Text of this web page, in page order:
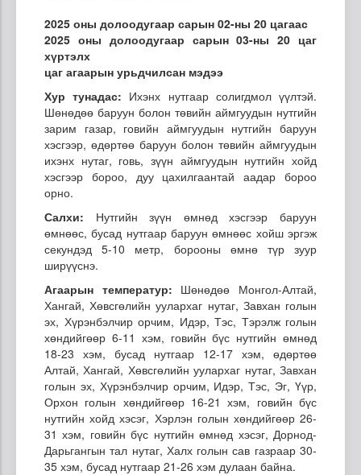
2025 оны долоодугаар сарын 02-ны 20 цагаас
2025 оны долоодугаар сарын 03-ны 20 цаг
хүртэлх
цаг агаарын урьдчилсан мэдээ
Хур тунадас: Ихэнх нутгаар солигдмол үүлтэй.
Шөнөдөө баруун болон төвийн аймгуудын нутгийн
зарим газар, говийн аймгуудын нутгийн баруун
хэсгээр, өдөртөө баруун болон төвийн аймгуудын
ихэнх нутаг, говь, зүүн аймгуудын нутгийн хойд
хэсгээр бороо, дуу цахилгаантай аадар бороо
орно.
Салхи: Нутгийн зүүн өмнөд хэсгээр баруун
өмнөөс, бусад нутгаар баруун өмнөөс хойш эргэж
секундэд 5-10 метр, борооны өмнө түр зуур
ширүүснэ.
Агаарын температур: Шөнөдөө Монгол-Алтай,
Хангай, Хөвсгөлийн уулархаг нутаг, Завхан голын
эх, Хүрэнбэлчир орчим, Идэр, Тэс, Тэрэлж голын
хөндийгөөр 6-11 хэм, говийн бүс нутгийн өмнөд
18-23 хэм, бусад нутгаар 12-17 хэм, өдөртөө
Алтай, Хангай, Хөвсгөлийн уулархаг нутаг, Завхан
голын эх, Хүрэнбэлчир орчим, Идэр, Тэс, Эг, Үүр,
Орхон голын хөндийгөөр 16-21 хэм, говийн бүс
нутгийн хойд хэсэг, Хэрлэн голын хөндийгөөр 26-
31 хэм, говийн бүс нутгийн өмнөд хэсэг, Дорнод-
Дарьгангын тал нутаг, Халх голын сав газраар 30-
35 хэм, бусад нутгаар 21-26 хэм дулаан байна.